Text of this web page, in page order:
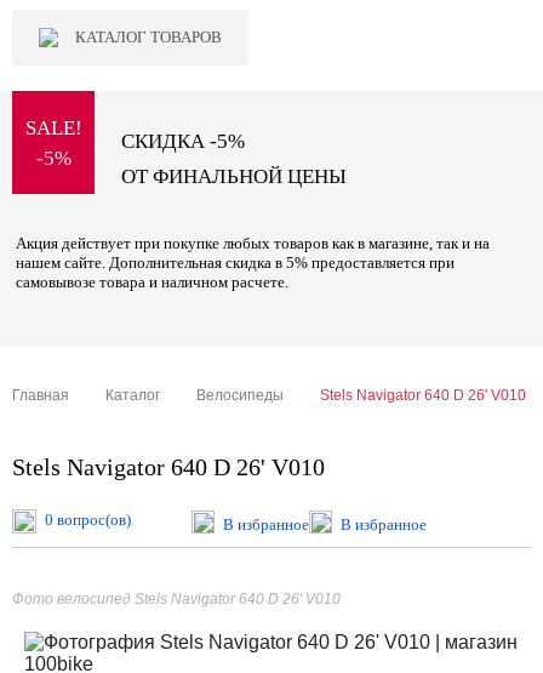
КАТАЛОГ ТОВАРОВ
SALE!
-5%
СКИДКА -5%
ОТ ФИНАЛЬНОЙ ЦЕНЫ
Акция действует при покупке любых товаров как в магазине, так и на
нашем сайте. Дополнительная скидка в 5% предоставляется при
самовывозе товара и наличном расчете.
Главная Каталог Велосипеды Stels Navigator 640 D 26' V010
Stels Navigator 640 D 26' V010
0 вопрос(ов) В избранное В избранное
Фото велосипед Stels Navigator 640 D 26' V010